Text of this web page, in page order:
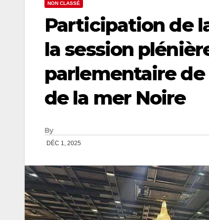
NON CLASSÉ
Participation de
la session
parlementaire
de la mer Noire
By
DÉC 1, 2025